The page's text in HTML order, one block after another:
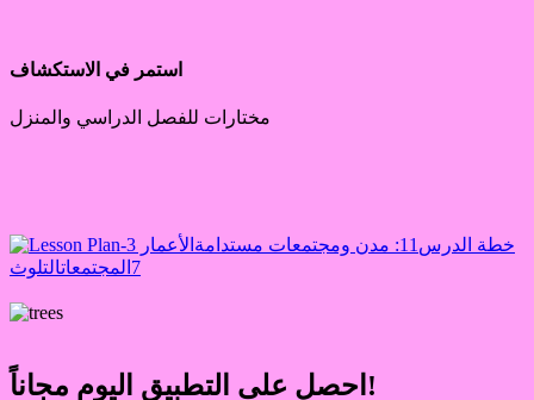
استمر في الاستكشاف
مختارات للفصل الدراسي والمنزل
خطة الدرس 11: مدن ومجتمعات مستدامة
الأعمار 3-
7 المجتمعاتالتلوث
احصل على التطبيق اليوم مجاناً!